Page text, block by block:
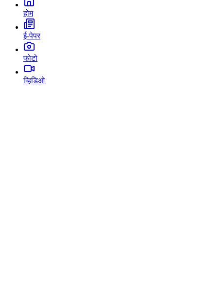
होम
ई-पेपर
फोटो
व्हिडिओ